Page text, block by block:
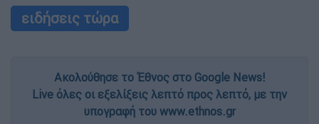
ειδήσεις τώρα
Ακολούθησε το Έθνος στο Google News!
Live όλες οι εξελίξεις λεπτό προς λεπτό, με την
υπογραφή του www.ethnos.gr